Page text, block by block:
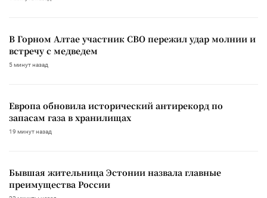
В Горном Алтае участник СВО пережил удар молнии и
встречу с медведем
5 минут назад
Европа обновила исторический антирекорд по
запасам газа в хранилищах
19 минут назад
Бывшая жительница Эстонии назвала главные
преимущества России